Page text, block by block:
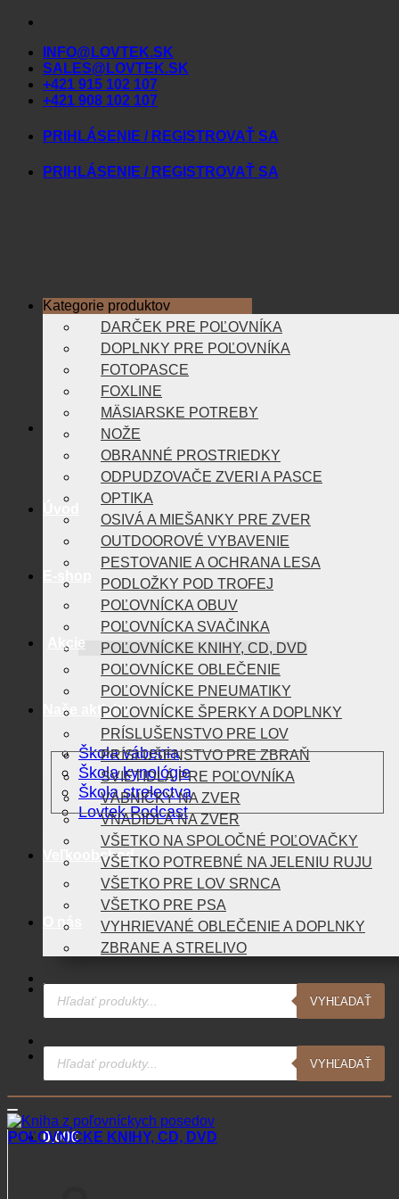
Skip
contentINFO@LOVTEK.SK
SALES@LOVTEK.SK
+421 915 102 107
+421 908 102 107
PRIHLÁSENIE / REGISTROVAŤ SA
PRIHLÁSENIE / REGISTROVAŤ SA
Akcie
Naše aktivity
Škola vábenia
Škola kynológie
Škola strelectva
Lovtek Podcast
Veľkoobchod
O nás
Blog
Kontakt
0,00€
Kategorie produktov
DARČEK PRE POĽOVNÍKA
DOPLNKY PRE POĽOVNÍKA
FOTOPASCE
FOXLINE
MÄSIARSKE POTREBY
NOŽE
OBRANNÉ PROSTRIEDKY
ODPUDZOVAČE ZVERI A PASCE
OPTIKA
OSIVÁ A MIEŠANKY PRE ZVER
OUTDOOROVÉ VYBAVENIE
PESTOVANIE A OCHRANA LESA
PODLOŽKY POD TROFEJ
POĽOVNÍCKA OBUV
POĽOVNÍCKA SVAČINKA
POĽOVNÍCKE KNIHY, CD, DVD
POĽOVNÍCKE OBLEČENIE
POĽOVNÍCKE PNEUMATIKY
POĽOVNÍCKE ŠPERKY A DOPLNKY
PRÍSLUŠENSTVO PRE LOV
PRÍSLUŠENSTVO PRE ZBRAŇ
SVIETIDLÁ PRE POĽOVNÍKA
VÁBNIČKY NA ZVER
VNADIDLÁ NA ZVER
VŠETKO NA SPOLOČNÉ POĽOVAČKY
VŠETKO POTREBNÉ NA JELENIU RUJU
VŠETKO PRE LOV SRNCA
VŠETKO PRE PSA
VYHRIEVANÉ OBLEČENIE A DOPLNKY
ZBRANE A STRELIVO
Products
search
VYHĽADAŤ
Products
search
VYHĽADAŤ
POĽOVNÍCKE KNIHY, CD, DVD